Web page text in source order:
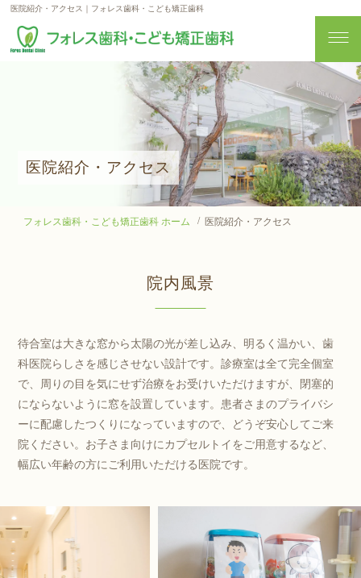
医院紹介・アクセス｜フォレス歯科・こども矯正歯科
医院紹介・アクセス
フォレス歯科・こども矯正歯科 ホーム 医院紹介・アクセス
院内風景
待合室は大きな窓から太陽の光が差し込み、明るく温かい、歯
科医院らしさを感じさせない設計です。診療室は全て完全個室
で、周りの目を気にせず治療をお受けいただけますが、閉塞的
にならないように窓を設置しています。患者さまのプライバシ
ーに配慮したつくりになっていますので、どうぞ安心してご来
院ください。お子さま向けにカプセルトイをご用意するなど、
幅広い年齢の方にご利用いただける医院です。